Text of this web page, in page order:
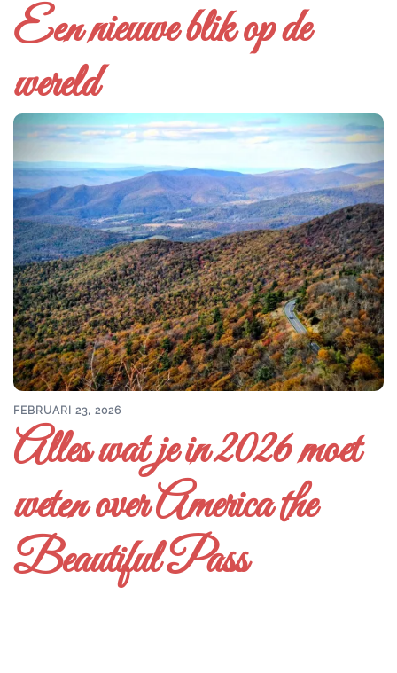
Een nieuwe blik op de
wereld
FEBRUARI 23, 2026
Alles wat je in 2026 moet
weten over America the
Beautiful Pass